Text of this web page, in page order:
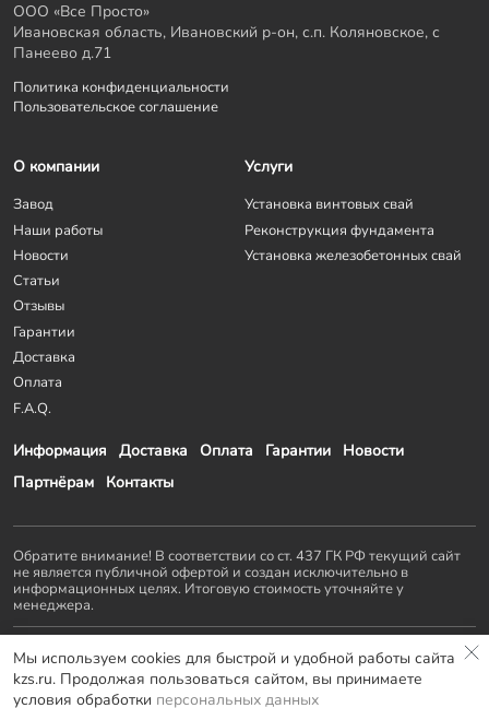
ООО «Все Просто»
Ивановская область, Ивановский р-он, с.п. Коляновское, с
Панеево д.71
Политика конфиденциальности
Пользовательское соглашение
Информация Доставка Оплата Гарантии
Новости
Партнёрам
Контакты
О компании
Завод
Наши работы
Новости
Статьи
Отзывы
Гарантии
Доставка
Оплата
F.A.Q.
Услуги
Установка винтовых свай
Реконструкция фундамента
Установка железобетонных свай
Обратите внимание! В соответствии со ст. 437 ГК РФ текущий сайт
не является публичной офертой и создан исключительно в
информационных целях. Итоговую стоимость уточняйте у
менеджера.
Остальные проекты KZS GROUP
Домостроение
Заборы и ворота Септики
Террасы
Мебель LOFT
Мы используем cookies для быстрой и удобной работы сайта
kzs.ru. Продолжая пользоваться сайтом, вы принимаете
условия обработки персональных данных